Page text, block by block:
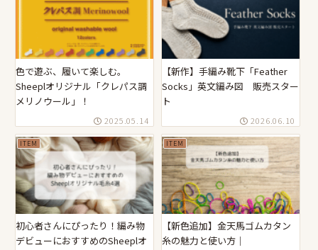
色で遊ぶ、履いて楽しむ。
Sheeplオリジナル「クレパス調
メリノウール」！
2025.05.14
【新作】手編み靴下「Feather
Socks」英文編み図 販売スター
ト
2026.06.10
ITEM
初心者さんにぴったり！編み物
デビューにおすすめのSheeplオ
ITEM
【新色追加】金天馬ゴムカタン
糸の魅力と使い方｜